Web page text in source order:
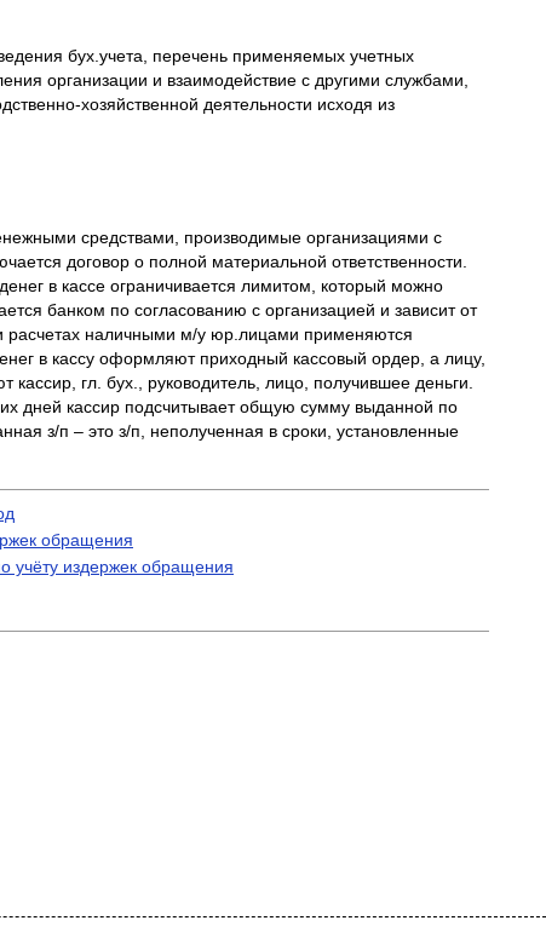
бух.учета, перечень применяемых учетных
организации и взаимодействие с другими службами,
хозяйственной деятельности исходя из
средствами, производимые организациями с
договор о полной материальной ответственности.
в кассе ограничивается лимитом, который можно
банком по согласованию с организацией и зависит от
расчетах наличными м/у юр.лицами применяются
в кассу оформляют приходный кассовый ордер, а лицу,
гл. бух., руководитель, лицо, получившее деньги.
дней кассир подсчитывает общую сумму выданной по
з/п – это з/п, неполученная в сроки, установленные
обращения
учёту издержек обращения